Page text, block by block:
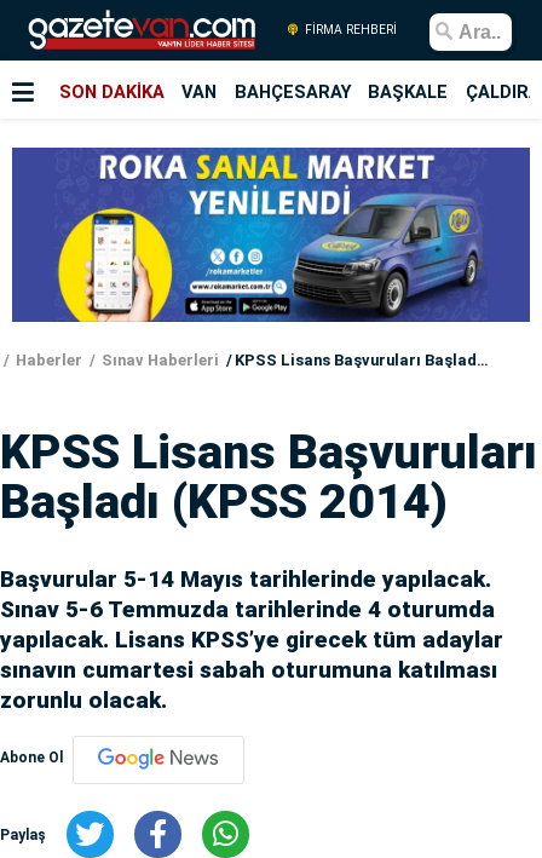
FİRMA REHBERİ
SON DAKİKA VAN BAHÇESARAY BAŞKALE
Haberler Sınav Haberleri KPSS Lisans Başvuruları Başladı (KPSS 2014)
KPSS Lisans Başvuruları
Başladı (KPSS 2014)
Başvurular 5-14 Mayıs tarihlerinde yapılacak.
Sınav 5-6 Temmuzda tarihlerinde 4 oturumda
yapılacak. Lisans KPSS’ye girecek tüm adaylar
sınavın cumartesi sabah oturumuna katılması
zorunlu olacak.
Abone Ol
Paylaş